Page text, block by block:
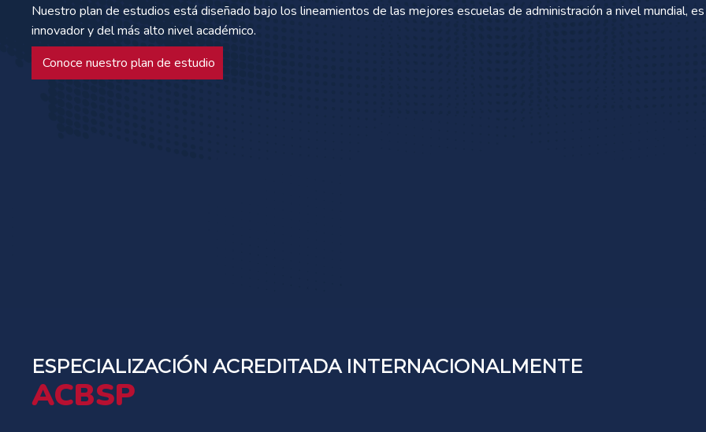
Nuestro plan de estudios está diseñado bajo los lineamientos de las mejores escuelas de administración a nivel mundial,
innovador y del más alto nivel académico.
Conoce nuestro plan de estudio
ESPECIALIZACIÓN ACREDITADA INTERNACIONALMENTE
ACBSP